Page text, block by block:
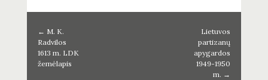
← M. K.
Radvilos
1613 m. LDK
žemėlapis
Lietuvos
partizanų
apygardos
1949-1950
m. →